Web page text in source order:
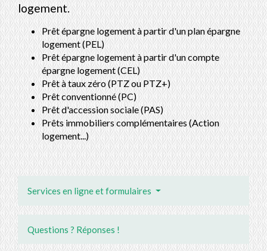
logement.
Prêt épargne logement à partir d'un plan épargne
logement (PEL)
Prêt épargne logement à partir d'un compte
épargne logement (CEL)
Prêt à taux zéro (PTZ ou PTZ+)
Prêt conventionné (PC)
Prêt d'accession sociale (PAS)
Prêts immobiliers complémentaires (Action
logement...)
Services en ligne et formulaires
Questions ? Réponses !